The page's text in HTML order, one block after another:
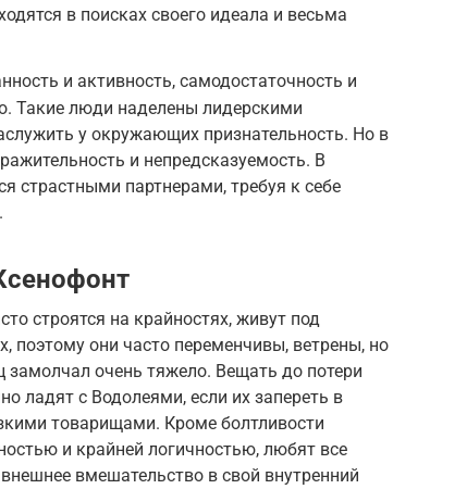
в поисках своего идеала и весьма
и активность, самодостаточность и
Такие люди наделены лидерскими
у окружающих признательность. Но в
и непредсказуемость. В
страстными партнерами, требуя к себе
строятся на крайностях, живут под
поэтому они часто переменчивы, ветрены, но
очень тяжело. Вещать до потери
ладят с Водолеями, если их запереть в
товарищами. Кроме болтливости
и крайней логичностью, любят все
вмешательство в свой внутренний